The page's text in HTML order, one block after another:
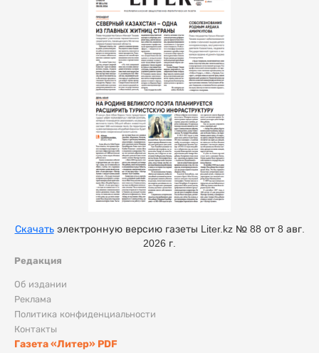
Редакция
Об издании
Реклама
Политика конфиденциальности
Контакты
Газета «Литер» PDF
Скачатьэлектронную версию газеты Liter.kz № 88 от 8 авг.
2026 г.